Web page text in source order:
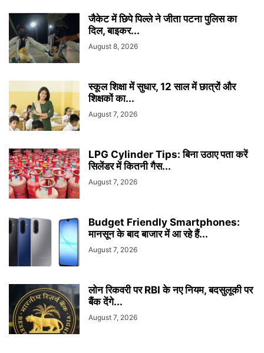
जैकेट में छिपे पिल्ले ने जीता पटना पुलिस का
दिल, बाइकर...
August 8, 2026
स्कूल शिक्षा में सुधार, 12 साल में छात्रों और
शिक्षकों का...
August 7, 2026
LPG Cylinder Tips: बिना उठाए पता करें
सिलेंडर में कितनी गैस...
August 7, 2026
Budget Friendly Smartphones:
मानसून के बाद बाजार में आ रहे हैं...
August 7, 2026
लोन रिकवरी पर RBI के नए नियम, बदसुलूकी पर
बैंक देंगे...
August 7, 2026